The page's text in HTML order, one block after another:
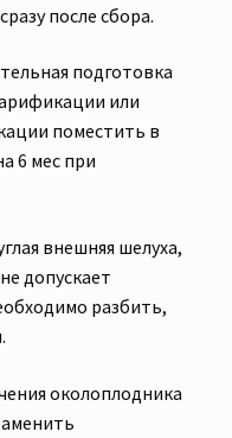
после сбора.
подготовка
или
поместить в
6 мес при
внешняя шелуха,
допускает
разбить,
околоплодника